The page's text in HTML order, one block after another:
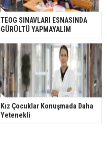
TEOG SINAVLARI ESNASINDA
GÜRÜLTÜ YAPMAYALIM
Kız Çocuklar Konuşmada Daha
Yetenekli